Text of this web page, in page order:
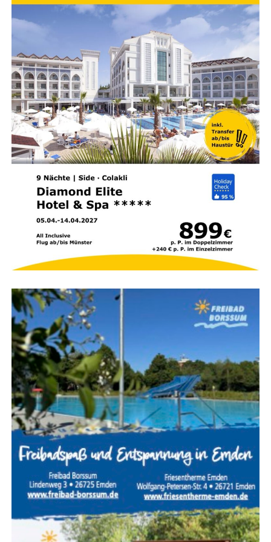
wick­lun­gen vor­stel­len und sich indi­vi­du­ell bera­ten lassen.
Der Erfin­der­sprech­tag wird gemein­sam von der
werks­kam­mer für Ost­fries­land, derIndus­trie- und Han­
dels­kam­mer für Ost­fries­land und Papen­burgsowie
den benach­bar­ten Kam­mern aus Olden­burg orga­ni­siert.
Die Inno­va­ti­ons­be­ra­ter der Kam­mern und ein Patent­an­
walt infor­mie­ren über die Mög­lich­kei­ten gewerb­li­cher
Schutz­rech­te und geben Hin­wei­se zu Ver­mark­tungs­chan­
cen, recht­li­chen Rah­men­be­din­gun­gen sowie finan­zi­el­len
Förderprogrammen.
Ein Schwer­punkt der Bera­tung liegt auf dem Schutz geis­
ti­gen Eigen­tums. Erfin­der erhal­ten Infor­ma­tio­nen dar­über,
wie sich Ent­wick­lun­gen bei­spiels­wei­se durch
ein­ge­tra­ge­ne Designs
vor Ideen­klau schüt­
zen las­sen. Zu den mar­ken­recht­li­chen Schutz­mög­lich­kei­
ten zäh­len unter ande­rem Fir­men­lo­gos, Wer­be­slo­gans
oder cha­rak­te­ris­ti­sche Gestal­tungs­ele­men­te, die den Wie­
stärken.
Die Teil­nah­me am Erfin­der­sprech­tag ist kos­ten­frei. Eine
Anmel­dung ist online unter
möglich.
Wei­te­re Infor­ma­tio­nen erteiltDani­el Biglvon der Hand­
werks­kam­mer für Ost­fries­land tele­fo­nisch unter04941
1797–60oder per E‑Mail and.bigl@hwk-aurich.de.
Anzeige